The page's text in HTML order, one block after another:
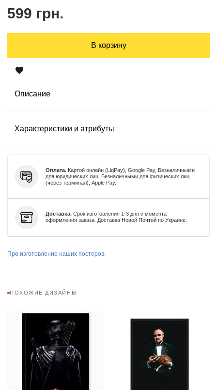
599 грн.
В корзину
Описание
Характеристики и атрибуты
Оплата. Картой онлайн (LiqPay), Google Pay, Безналичными
для юридических лиц, Безналичными для физических лиц
(через терминал), Apple Pay.
Доставка. Срок изготовления 1-3 дня с момента
оформления заказа. Доставка Новой Почтой по Украине.
Про изготовление наших постеров.
ПОХОЖИЕ ДИЗАЙНЫ